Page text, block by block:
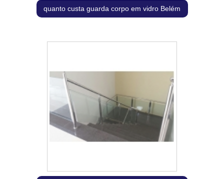
quanto custa guarda corpo em vidro Belém